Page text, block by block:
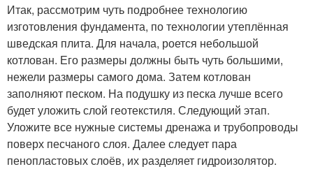
Итак, рассмотрим чуть подробнее технологию
изготовления фундамента, по технологии утеплённая
шведская плита. Для начала, роется небольшой
котлован. Его размеры должны быть чуть большими,
нежели размеры самого дома. Затем котлован
заполняют песком. На подушку из песка лучше всего
будет уложить слой геотекстиля. Следующий этап.
Уложите все нужные системы дренажа и трубопроводы
поверх песчаного слоя. Далее следует пара
пенопластовых слоёв, их разделяет гидроизолятор.